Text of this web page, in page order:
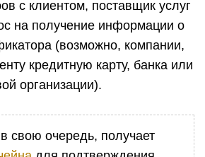
с клиентом, поставщик услуг
на получение информации о
(возможно, компании,
кредитную карту, банка или
организации).
свою очередь, получает